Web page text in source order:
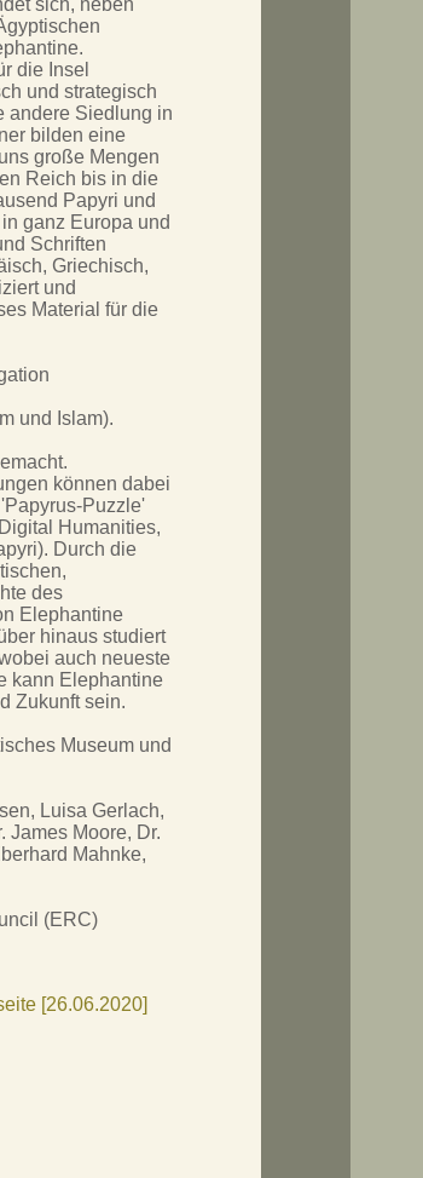
die Insel
und strategisch
andere Siedlung in
bilden eine
große Mengen
Reich bis in die
Papyri und
ganz Europa und
Schriften
Griechisch,
und
Material für die
und Islam).
können dabei
Puzzle'
Humanities,
Durch die
des
Elephantine
hinaus studiert
auch neueste
kann Elephantine
Zukunft sein.
Museum und
Luisa Gerlach,
James Moore, Dr.
Mahnke,
(ERC)
[26.06.2020]